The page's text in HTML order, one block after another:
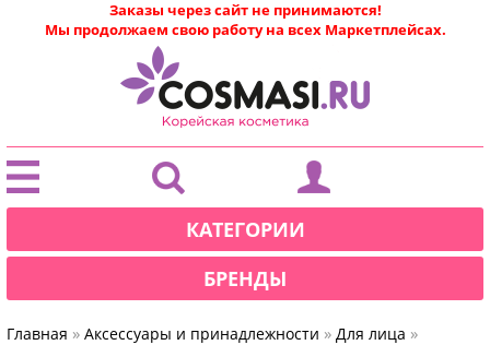
|
Заказы через сайт не принимаются!
Мы продолжаем свою работу на всех Маркетплейсах.
КАТЕГОРИИ
БРЕНДЫ
Главная » Аксессуары и принадлежности » Для лица »